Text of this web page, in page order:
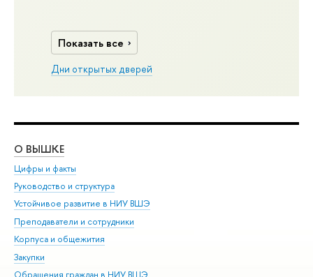
Показать все
Дни открытых дверей
О ВЫШКЕ
Цифры и факты
Руководство и структура
Устойчивое развитие в НИУ ВШЭ
Преподаватели и сотрудники
Корпуса и общежития
Закупки
Обращения граждан в НИУ ВШЭ